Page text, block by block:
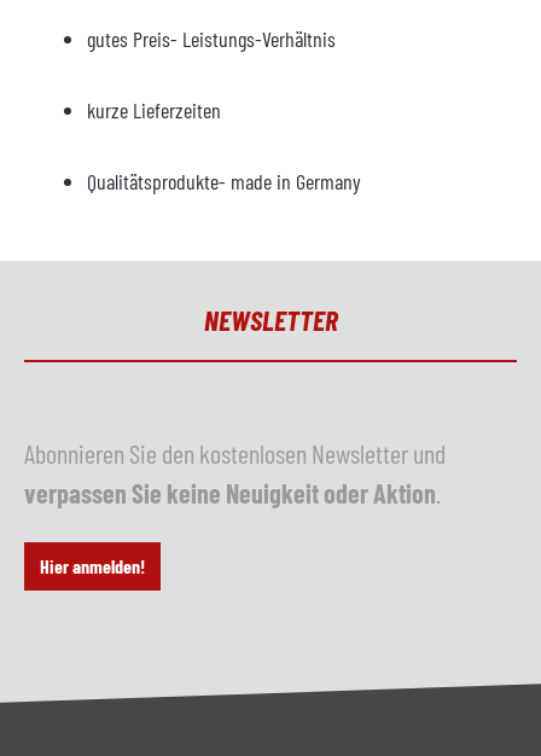
gutes Preis- Leistungs-Verhältnis
kurze Lieferzeiten
Qualitätsprodukte- made in Germany
NEWSLETTER
Abonnieren Sie den kostenlosen Newsletter und
verpassen Sie keine Neuigkeit oder Aktion
Hier anmelden!